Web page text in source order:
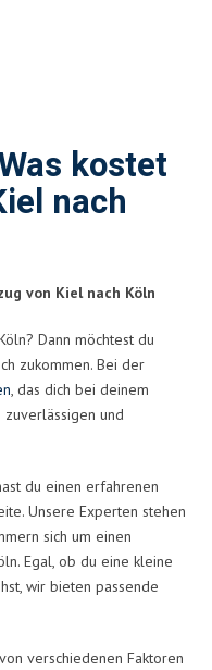
kostet
nach
von Kiel nach Köln
Dann möchtest du
zukommen. Bei der
, das dich bei deinem
zuverlässigen und
du einen erfahrenen
Unsere Experten stehen
sich um einen
Egal, ob du eine kleine
wir bieten passende
verschiedenen Faktoren